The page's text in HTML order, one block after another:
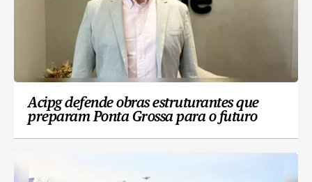
Acipg defende obras estruturantes que
preparam Ponta Grossa para o futuro